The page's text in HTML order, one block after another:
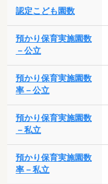
認定こども園数
預かり保育実施園数
－公立
預かり保育実施園数
率－公立
預かり保育実施園数
－私立
預かり保育実施園数
率－私立